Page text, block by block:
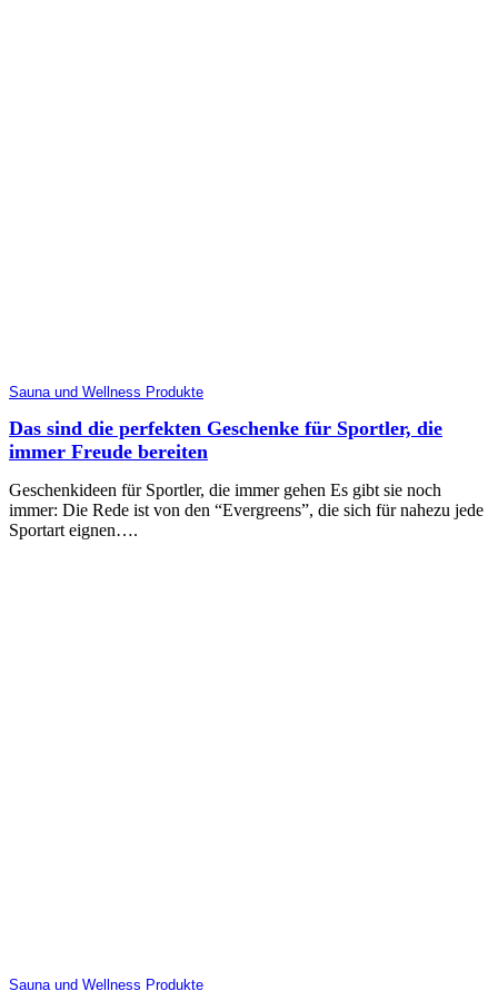
Sauna und Wellness Produkte
Das sind die perfekten Geschenke für Sportler, die
immer Freude bereiten
Geschenkideen für Sportler, die immer gehen Es gibt sie noch
immer: Die Rede ist von den “Evergreens”, die sich für nahezu jede
Sportart eignen….
Sauna und Wellness Produkte